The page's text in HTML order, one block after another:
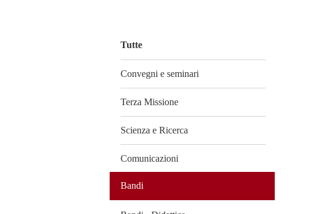
Tutte
Convegni e seminari
Terza Missione
Scienza e Ricerca
Comunicazioni
Bandi